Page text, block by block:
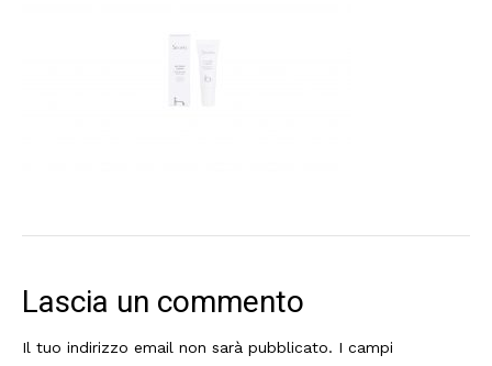
Lascia un commento
Il tuo indirizzo email non sarà pubblicato. I campi